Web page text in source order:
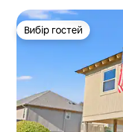
Вибір гостей
Вибір гостей